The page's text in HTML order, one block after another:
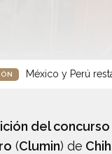
México y Perú
del concurso
(Clumin) de